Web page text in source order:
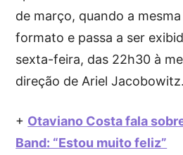
de março, quando a
formato e passa a ser
sexta-feira, das 22h30 à
direção de Ariel Jacobowitz.
+ Otaviano Costa fala
Band: “Estou muito feliz”